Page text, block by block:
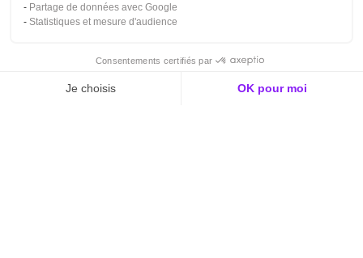
Partage de données avec Google
Statistiques et mesure d'audience
Consentements certifiés par
Je choisis OK pour moi